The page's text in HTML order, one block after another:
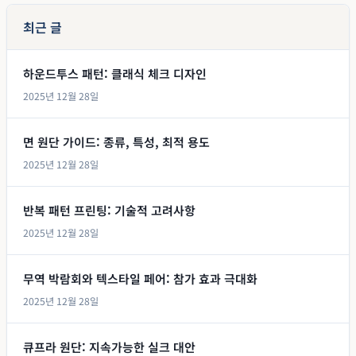
최근 글
하운드투스 패턴: 클래식 체크 디자인
2025년 12월 28일
면 원단 가이드: 종류, 특성, 최적 용도
2025년 12월 28일
반복 패턴 프린팅: 기술적 고려사항
2025년 12월 28일
무역 박람회와 텍스타일 페어: 참가 효과 극대화
2025년 12월 28일
큐프라 원단: 지속가능한 실크 대안